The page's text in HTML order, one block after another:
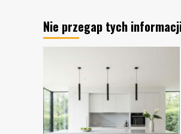
Nie przegap tych